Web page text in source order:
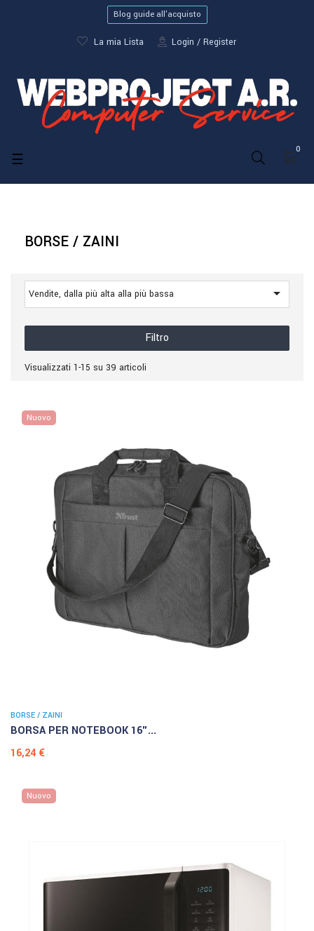
Blog guide all'acquisto
La mia Lista Login Register
0
navigazione
☰
BORSE / ZAINI
Vendite, dalla più alta alla più bassa 
Filtro
Visualizzati 1-15 su 39 articoli
Nuovo
BORSE / ZAINI
BORSA PER NOTEBOOK 16"...
Prezzo
16,24 €
Nuovo